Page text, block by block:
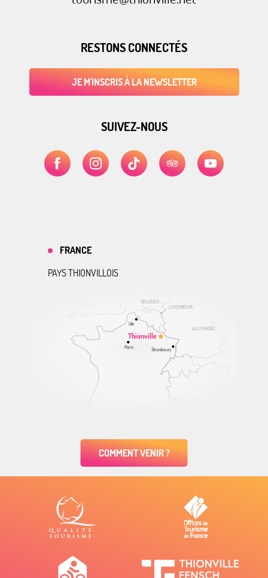
RESTONS CONNECTÉS
JE M'INSCRIS À LA NEWSLETTER
SUIVEZ-NOUS
ALLEMAGNE
BELGIQUE
LUXEMBOURG
Thionville
Lille
Paris Strasbourg
FRANCE
PAYS THIONVILLOIS
COMMENT VENIR ?